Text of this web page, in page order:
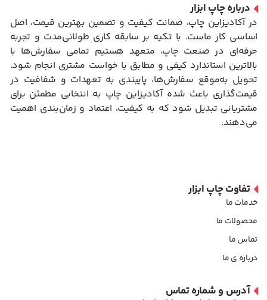
درباره چاپ ابزار
در آکادیزاین چاپ، ضمانت کیفیت و تضمین بهترین قیمت، اصل
اساسی کار ماست. با تکیه بر سابقه کاری طولانی‌مدت و تجربه
حرفه‌ای در صنعت چاپ، متعهد هستیم تمامی سفارش‌ها با
بالاترین استاندارد کیفی و مطابق با خواست مشتری انجام شود.
تحویل به‌موقع سفارش‌ها، پایبندی به تعهدات و شفافیت در
قیمت‌گذاری باعث شده آکادیزاین چاپ به انتخابی مطمئن برای
مشتریانی تبدیل شود که به کیفیت، اعتماد و زمان‌بندی اهمیت
می‌دهند.
تفاوت چاپ ابزار
خدمات ما
محصولات ما
تماس ما
درباره ی ما
آدرس و شماره تماس